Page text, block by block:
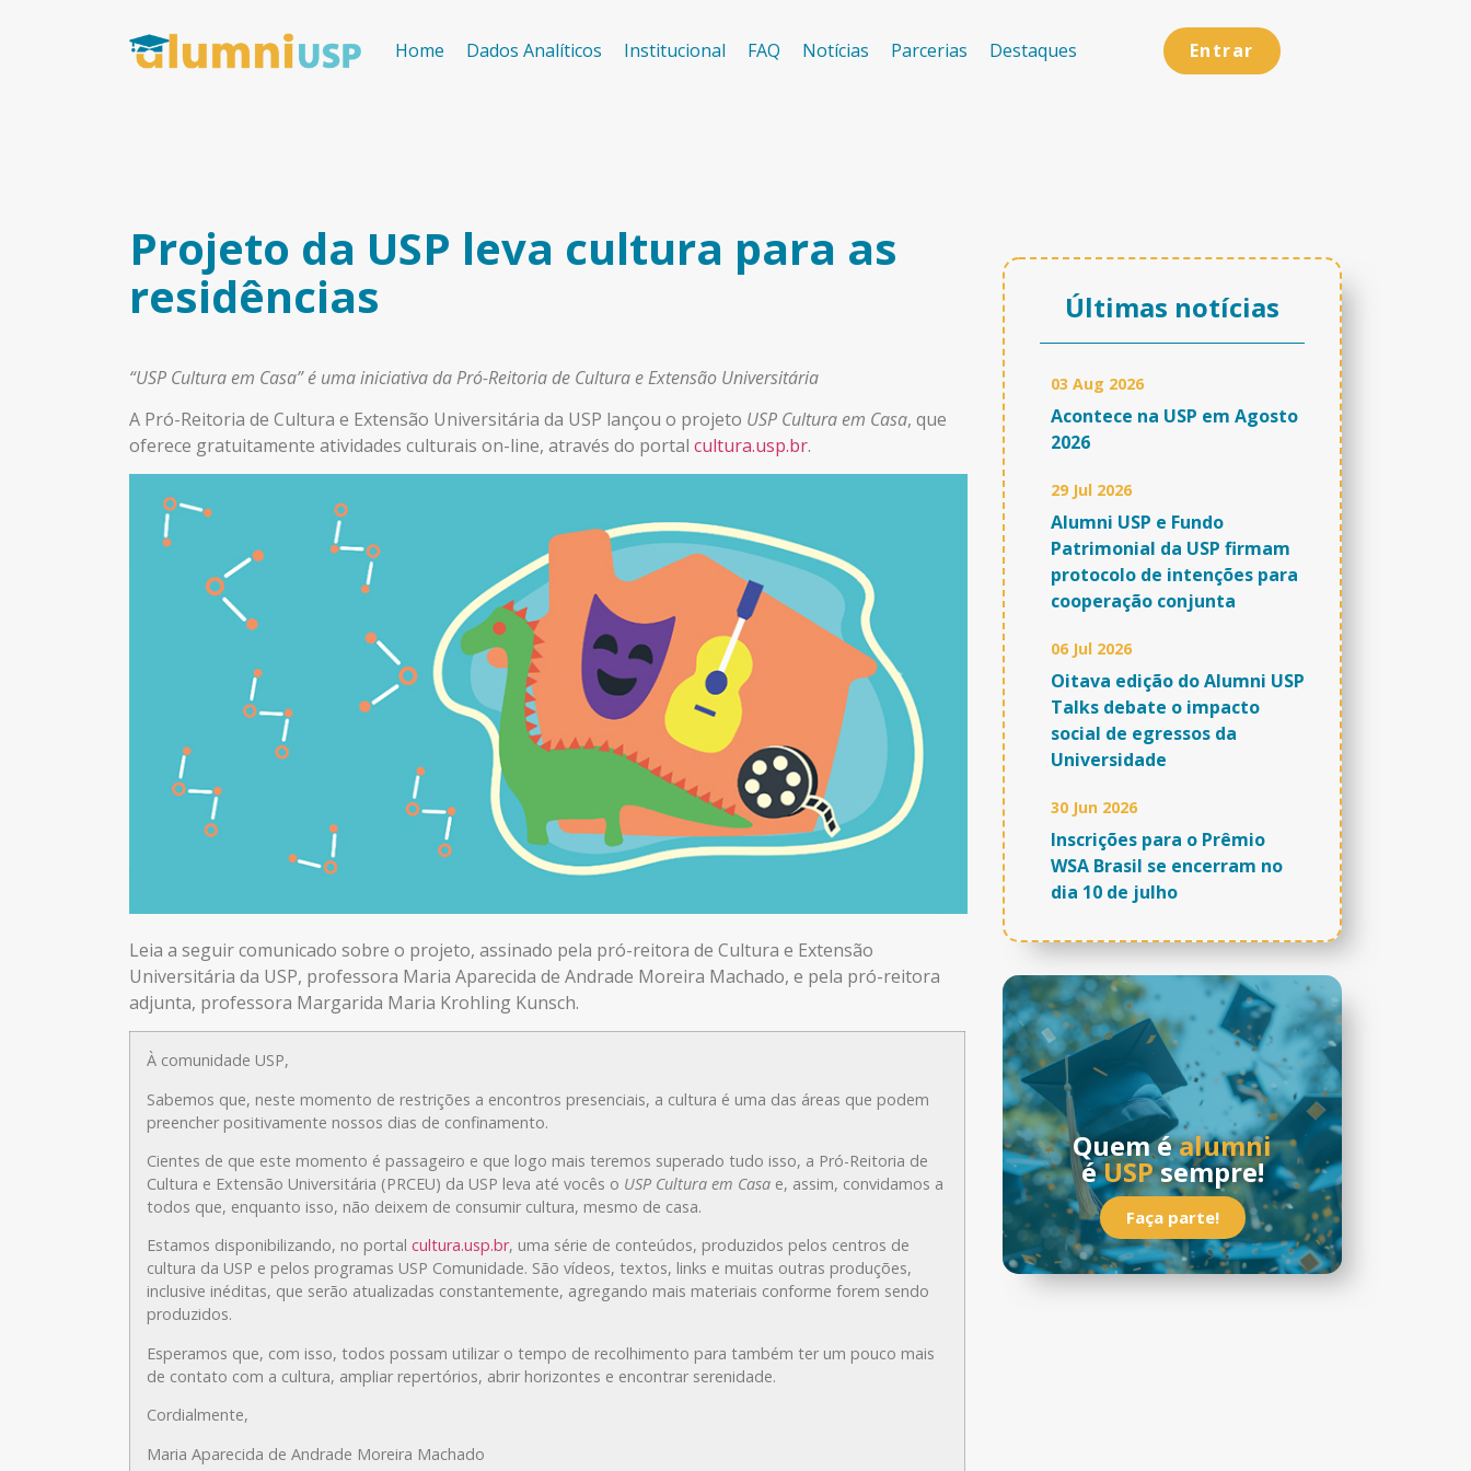
Home Dados Analíticos Institucional FAQ Notícias Parcerias Destaques Entrar
Projeto da USP leva cultura para as
residências
“USP Cultura em Casa” é uma iniciativa da Pró-Reitoria de Cultura e Extensão Universitária
A Pró-Reitoria de Cultura e Extensão Universitária da USP lançou o projeto USP Cultura em Casa, que
oferece gratuitamente atividades culturais on-line, através do portal cultura.usp.br.
Leia a seguir comunicado sobre o projeto, assinado pela pró-reitora de Cultura e Extensão
Universitária da USP, professora Maria Aparecida de Andrade Moreira Machado, e pela pró-reitora
adjunta, professora Margarida Maria Krohling Kunsch.
À comunidade USP,
Sabemos que, neste momento de restrições a encontros presenciais, a cultura é uma das áreas que podem
preencher positivamente nossos dias de confinamento.
Cientes de que este momento é passageiro e que logo mais teremos superado tudo isso, a Pró-Reitoria de
Cultura e Extensão Universitária (PRCEU) da USP leva até vocês o USP Cultura em Casa e, assim, convidamos a
todos que, enquanto isso, não deixem de consumir cultura, mesmo de casa.
Estamos disponibilizando, no portal cultura.usp.br, uma série de conteúdos, produzidos pelos centros de
cultura da USP e pelos programas USP Comunidade. São vídeos, textos, links e muitas outras produções,
inclusive inéditas, que serão atualizadas constantemente, agregando mais materiais conforme forem sendo
produzidos.
Esperamos que, com isso, todos possam utilizar o tempo de recolhimento para também ter um pouco mais
de contato com a cultura, ampliar repertórios, abrir horizontes e encontrar serenidade.
Cordialmente,
Maria Aparecida de Andrade Moreira Machado
Últimas notícias
03 Aug 2026
Acontece na USP em Agosto
2026
29 Jul 2026
Alumni USP e Fundo
Patrimonial da USP firmam
protocolo de intenções para
cooperação conjunta
06 Jul 2026
Oitava edição do Alumni USP
Talks debate o impacto
social de egressos da
Universidade
30 Jun 2026
Inscrições para o Prêmio
WSA Brasil se encerram no
dia 10 de julho
Quem éalumni
éUSPsempre!
Faça parte!